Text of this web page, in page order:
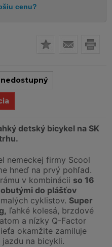
detský bicykel na SK
nemeckej firmy Scool
hneď na prvý pohľad.
v kombinácii so 16
do plášťov
cyklistov. Super
ľahké kolesá, brzdové
a nízky Q-Factor
okamžite zamiluje
na bicykli.